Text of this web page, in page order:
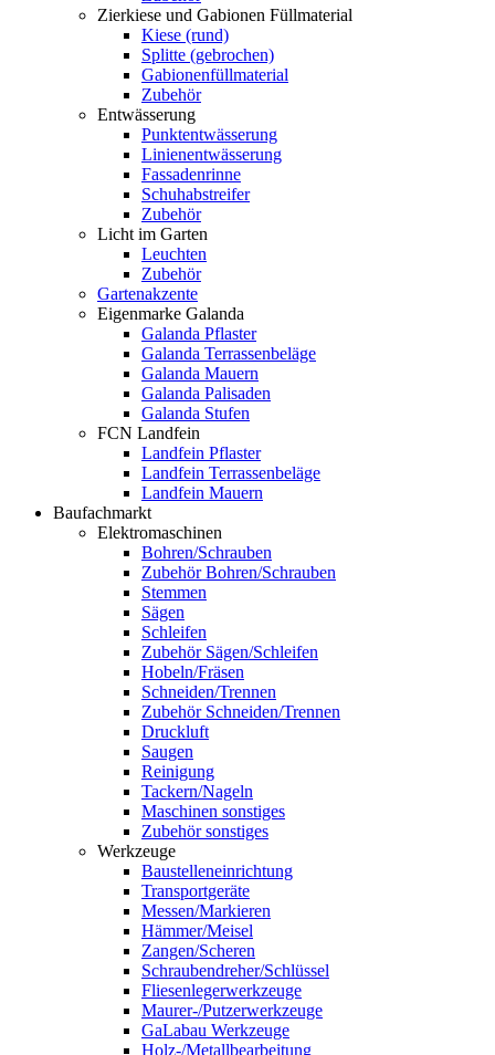
Zierkiese und Gabionen Füllmaterial
Kiese (rund)
Splitte (gebrochen)
Gabionenfüllmaterial
Zubehör
Entwässerung
Punktentwässerung
Linienentwässerung
Fassadenrinne
Schuhabstreifer
Zubehör
Licht im Garten
Leuchten
Zubehör
Gartenakzente
Eigenmarke Galanda
Galanda Pflaster
Galanda Terrassenbeläge
Galanda Mauern
Galanda Palisaden
Galanda Stufen
FCN Landfein
Landfein Pflaster
Landfein Terrassenbeläge
Landfein Mauern
Baufachmarkt
Elektromaschinen
Bohren/Schrauben
Zubehör Bohren/Schrauben
Stemmen
Sägen
Schleifen
Zubehör Sägen/Schleifen
Hobeln/Fräsen
Schneiden/Trennen
Zubehör Schneiden/Trennen
Druckluft
Saugen
Reinigung
Tackern/Nageln
Maschinen sonstiges
Zubehör sonstiges
Werkzeuge
Baustelleneinrichtung
Transportgeräte
Messen/Markieren
Hämmer/Meisel
Zangen/Scheren
Schraubendreher/Schlüssel
Fliesenlegerwerkzeuge
Maurer-/Putzerwerkzeuge
GaLabau Werkzeuge
Holz-/Metallbearbeitung